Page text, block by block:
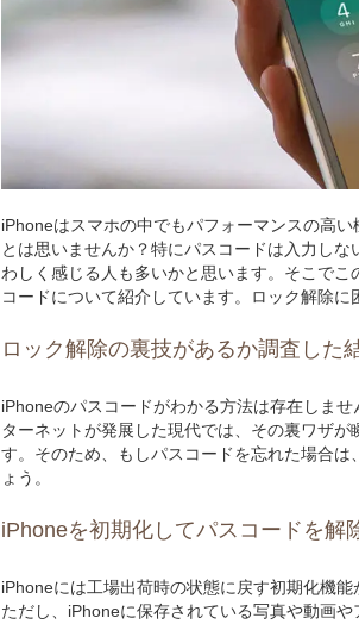
iPhoneはスマホの中でもパフォーマンスの高
とは思いませんか？特にパスコードは入力し
わしく感じる人も多いかと思います。そこで
コードについて紹介しています。ロック解除に
ロック解除の裏技があるか調査した
iPhoneのパスコードがわかる方法は存在しま
ターネットが発展した現代では、その裏ワザ
す。そのため、もしパスコードを忘れた場合
ょう。
iPhoneを初期化してパスコードを解
iPhoneには工場出荷時の状態に戻す初期化機
ただし、iPhoneに保存されている写真や動画